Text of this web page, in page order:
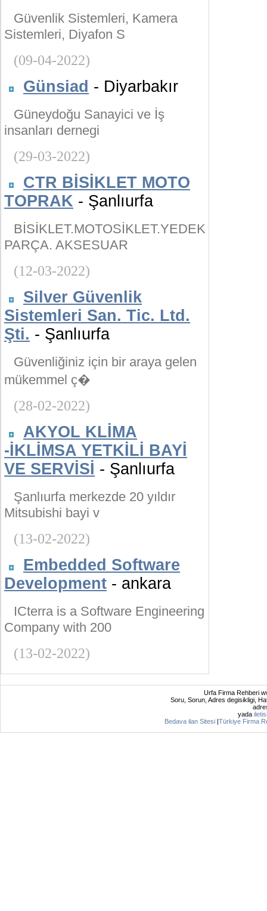
Güvenlik Sistemleri, Kamera
Sistemleri, Diyafon S
(09-04-2022)
Günsiad - Diyarbakır
Güneydoğu Sanayici ve İş
insanları dernegi
(29-03-2022)
CTR BİSİKLET MOTO
TOPRAK - Şanlıurfa
BİSİKLET.MOTOSİKLET.YEDEK
PARÇA. AKSESUAR
(12-03-2022)
Silver Güvenlik
Sistemleri San. Tic. Ltd.
Şti. - Şanlıurfa
Güvenliğiniz için bir araya gelen
mükemmel ç�
(28-02-2022)
AKYOL KLİMA
-İKLİMSA YETKİLİ BAYİ
VE SERVİSİ - Şanlıurfa
Şanlıurfa merkezde 20 yıldır
Mitsubishi bayi v
(13-02-2022)
Embedded Software
Development - ankara
ICterra is a Software Engineering
Company with 200
(13-02-2022)
Urfa Firma Rehberi
Soru, Sorun, Adres degisikligi,
yada
Bedava ilan Sitesi |Türkiye Firma